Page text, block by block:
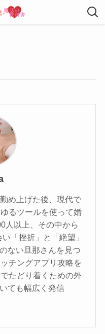
め上げた後、現代で
るツールを使って婚
人以上、その中から
「挫折」と「絶望」
ない旦那さんを見つ
チングアプリ攻略を
たどり着くための外
ても幅広く発信